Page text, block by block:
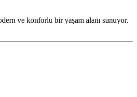
ve konforlu bir yaşam alanı sunuyor.